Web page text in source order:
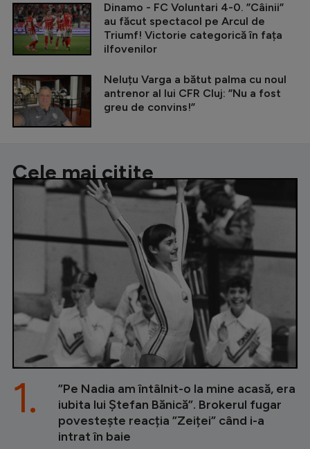
Dinamo - FC Voluntari 4-0. ”Câinii”
au făcut spectacol pe Arcul de
Triumf! Victorie categorică în fața
ilfovenilor
Neluțu Varga a bătut palma cu noul
antrenor al lui CFR Cluj: ”Nu a fost
greu de convins!”
Cele mai citite
”Pe Nadia am întâlnit-o la mine acasă, era
iubita lui Ștefan Bănică”. Brokerul fugar
povestește reacția ”Zeiței” când i-a
intrat în baie
1.